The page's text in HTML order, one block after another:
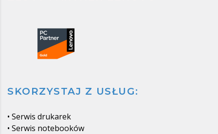
SKORZYSTAJ Z USŁUG:
• Serwis drukarek
• Serwis notebooków